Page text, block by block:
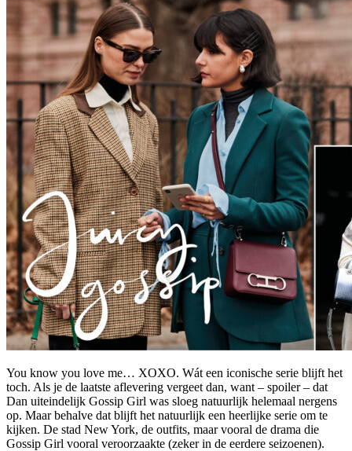
You know you love me… XOXO. Wát een iconische serie blijft het
toch. Als je de laatste aflevering vergeet dan, want – spoiler – dat
Dan uiteindelijk Gossip Girl was sloeg natuurlijk helemaal nergens
op. Maar behalve dat blijft het natuurlijk een heerlijke serie om te
kijken. De stad New York, de outfits, maar vooral de drama die
Gossip Girl vooral veroorzaakte (zeker in de eerdere seizoenen).